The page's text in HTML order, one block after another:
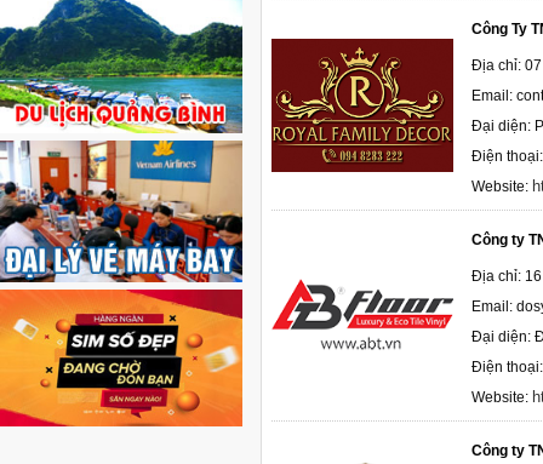
Công Ty
Địa chỉ:
Email:
Đại diện:
Điện
Website:
Công ty
Địa chỉ:
Email:
Đại diện:
Điện
Website:
Công ty